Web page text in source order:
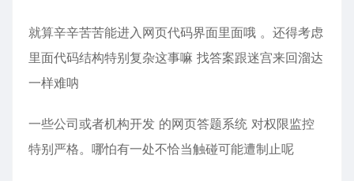
就算辛辛苦苦能进入网页代码界面里面哦 。还得考虑
里面代码结构特别复杂这事嘛 找答案跟迷宫来回溜达
一样难呐
一些公司或者机构开发 的网页答题系统 对权限监控
特别严格。哪怕有一处不恰当触碰可能遭制止呢